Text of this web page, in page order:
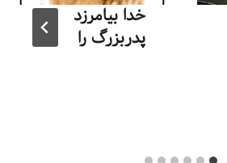
خدا بیامرزد
پدربزرگ را